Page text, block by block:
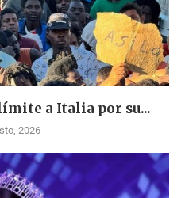
a Italia por su...
2026